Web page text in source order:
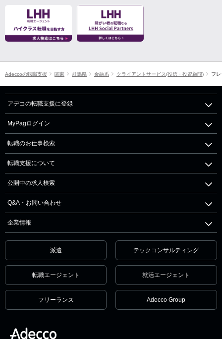
Adeccoの転職支援 関東 群馬県 金融系 クライアントサービス(投信・投資顧問) フ
アデコの転職支援に登録
MyPagログイン
転職のお仕事検索
転職支援について
公開中の求人検索
Q&A・お問い合わせ
企業情報
派遣 テックコンサルティング
転職エージェント 就活エージェント
フリーランス Adecco Group